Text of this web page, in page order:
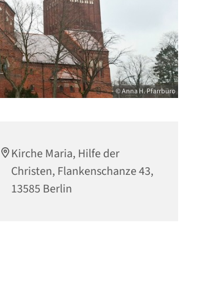
© Anna H. Pfarrbüro
Kirche Maria, Hilfe der
Christen, Flankenschanze 43,
13585 Berlin